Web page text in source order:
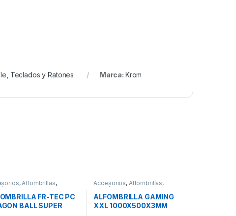
Teclados y Ratones Marca: Krom
,Alfombrillas,
FR-TEC PC
BALL SUPER
Accesorios, Alfombrillas,
Periféricos
ALFOMBRILLA GAMING
XXL 1000X500X3MM